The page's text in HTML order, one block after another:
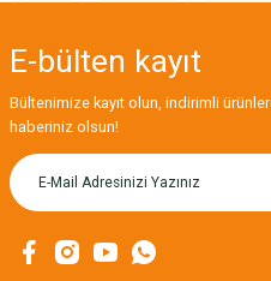
MIKNATISLI İĞNE TUTUCU-
E-bülten kayıt
Bültenimize kayıt olun, indirimli
haberiniz olsun!